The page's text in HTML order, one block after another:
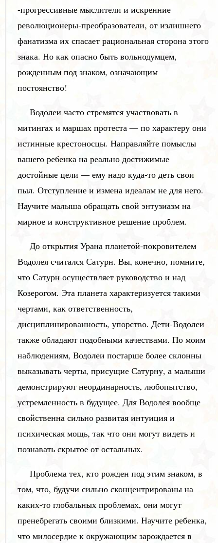
-прогрессивные мыслители и искренние
революционеры-преобразователи, от излишнего
фанатизма их спасает рациональная сторона этого
знака. Но как опасно быть вольнодумцем,
рожденным под знаком, означающим
постоянство!
Водолеи часто стремятся участвовать в
митингах и маршах протеста — по характеру они
истинные крестоносцы. Направляйте помыслы
вашего ребенка на реально достижимые
достойные цели — ему надо куда-то деть свои
пыл. Отступление и измена идеалам не для него.
Научите малыша обращать свой энтузиазм на
мирное и конструктивное решение проблем.
До открытия Урана планетой-покровителем
Водолея считался Сатурн. Вы, конечно, помните,
что Сатурн осуществляет руководство и над
Козерогом. Эта планета характеризуется такими
чертами, как ответственность,
дисциплинированность, упорство. Дети-Водолеи
также обладают подобными качествами. По моим
наблюдениям, Водолеи постарше более склонны
выказывать черты, присущие Сатурну, а малыши
демонстрируют неординарность, любопытство,
устремленность в будущее. Для Водолея вообще
свойственна сильно развитая интуиция и
психическая мощь, так что они могут видеть и
познавать скрытое от остальных.
Проблема тех, кто рожден под этим знаком, в
том, что, будучи сильно сконцентрированы на
каких-то глобальных проблемах, они могут
пренебрегать своими близкими. Научите ребенка,
что милосердие к окружающим зарождается в